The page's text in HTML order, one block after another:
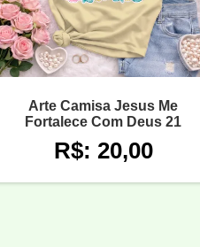
Arte Camisa Jesus Me
Fortalece Com Deus 21
R$: 20,00